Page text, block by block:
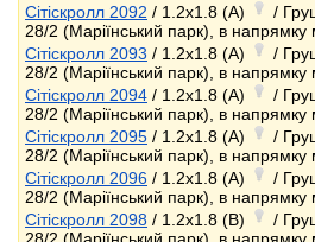
Сітіскролл 2092 / 1.2x1.8 (A)
/
28/2 (Маріїнський парк), в
Сітіскролл 2093 / 1.2x1.8 (A)
/
28/2 (Маріїнський парк), в
Сітіскролл 2094 / 1.2x1.8 (A)
/
28/2 (Маріїнський парк), в
Сітіскролл 2095 / 1.2x1.8 (A)
/
28/2 (Маріїнський парк), в
Сітіскролл 2096 / 1.2x1.8 (A)
/
28/2 (Маріїнський парк), в
Сітіскролл 2098 / 1.2x1.8 (B)
/